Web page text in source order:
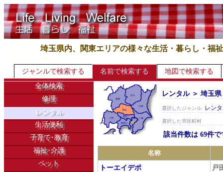
埼玉県内、関東エリアの様々な生活・暮らし・福
ジャンルで検索する 名前で検索する
地図で検索する
全体検索
修理
レンタル
生活便利
子育て･教育
福祉･介護
ペット
レンタル ＞ 埼玉
選択したジャンル レン
選択した市区町村
該当件数は 69件で
名称
トーエイデポ
戸